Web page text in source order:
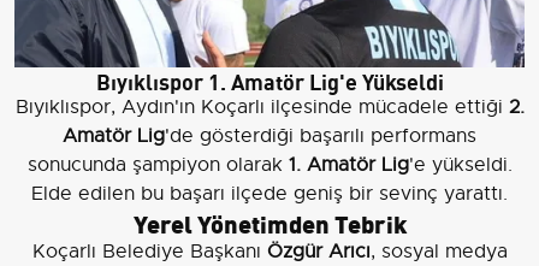
Bıyıklıspor 1. Amatör Lig'e Yükseldi
Bıyıklıspor, Aydın'ın Koçarlı ilçesinde mücadele ettiği 2.
Amatör Lig'de gösterdiği başarılı performans
sonucunda şampiyon olarak 1. Amatör Lig'e yükseldi.
Elde edilen bu başarı ilçede geniş bir sevinç yarattı.
Yerel Yönetimden Tebrik
Koçarlı Belediye Başkanı Özgür Arıcı, sosyal medya